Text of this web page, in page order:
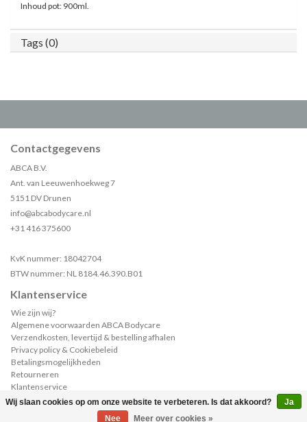
Inhoud pot: 900ml.
Tags (0)
Contactgegevens
ABCA B.V.
Ant. van Leeuwenhoekweg 7
5151 DV Drunen
info@abcabodycare.nl
+31 416 375600
KvK nummer: 18042704
BTW nummer: NL 8184.46.390.B01
Klantenservice
Wie zijn wij?
Algemene voorwaarden ABCA Bodycare
Verzendkosten, levertijd & bestelling afhalen
Privacy policy & Cookiebeleid
Betalingsmogelijkheden
Retourneren
Klantenservice
Sample of catalogus aanvragen?
Wij slaan cookies op om onze website te verbeteren. Is dat akkoord?
Ja
Nee
Meer over cookies »